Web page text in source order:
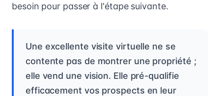
besoin pour passer à l'étape suivante.
Une excellente visite virtuelle ne se
contente pas de montrer une propriété ;
elle vend une vision. Elle pré-qualifie
efficacement vos prospects en leur